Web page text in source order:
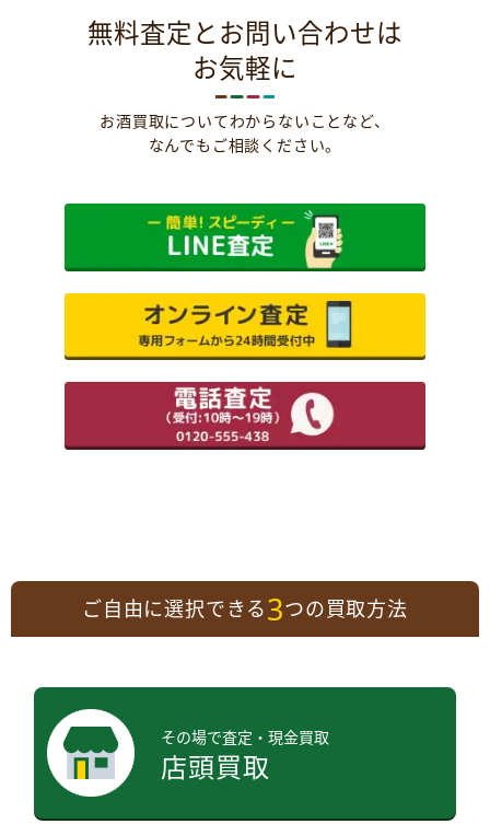
無料査定とお問い合わせは
お気軽に
お酒買取についてわからないことなど、
なんでもご相談ください。
ご自由に選択できる3つの買取方法
その場で査定・現金買取
店頭買取